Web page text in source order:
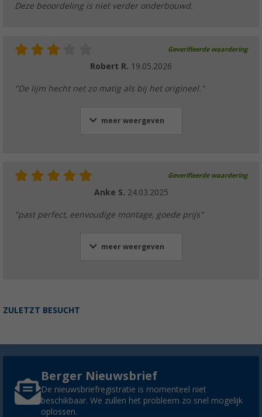
Deze beoordeling is niet verder onderbouwd.
Geverifieerde waardering
Robert R. 19.05.2026
"De lijm hecht net zo matig als bij het origineel."
meer weergeven
Geverifieerde waardering
Anke S. 24.03.2025
"past perfect, eenvoudige montage, goede prijs"
meer weergeven
ZULETZT BESUCHT
Berger Nieuwsbrief
De nieuwsbriefregistratie is momenteel niet
beschikbaar. We zullen het probleem zo snel mogelijk
oplossen.